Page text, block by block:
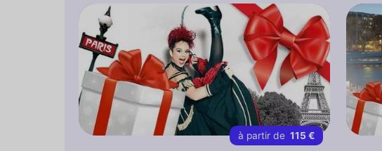
à partir de 115 €